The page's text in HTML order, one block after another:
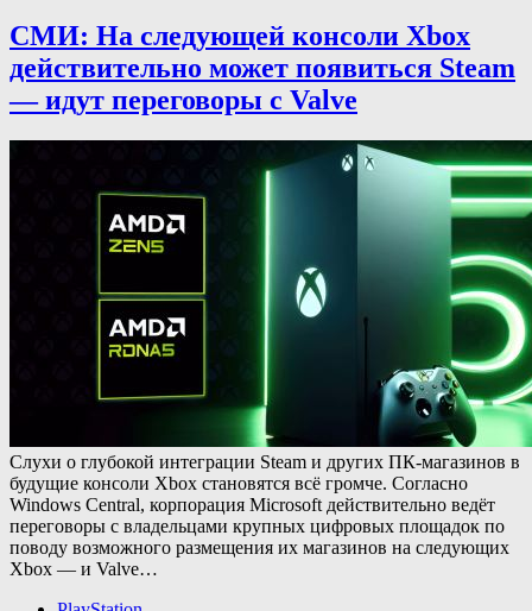
СМИ: На следующей консоли Xbox
действительно может появиться Steam
— идут переговоры с Valve
Слухи о глубокой интеграции Steam и других ПК-магазинов в
будущие консоли Xbox становятся всё громче. Согласно
Windows Central, корпорация Microsoft действительно ведёт
переговоры с владельцами крупных цифровых площадок по
поводу возможного размещения их магазинов на следующих
Xbox — и Valve…